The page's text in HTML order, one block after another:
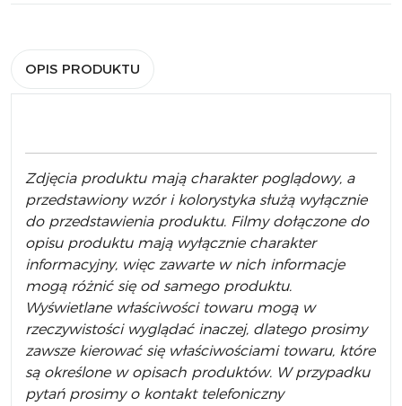
OPIS PRODUKTU
Zdjęcia produktu mają charakter poglądowy, a
przedstawiony wzór i kolorystyka służą wyłącznie
do przedstawienia produktu. Filmy dołączone do
opisu produktu mają wyłącznie charakter
informacyjny, więc zawarte w nich informacje
mogą różnić się od samego produktu.
Wyświetlane właściwości towaru mogą w
rzeczywistości wyglądać inaczej, dlatego prosimy
zawsze kierować się właściwościami towaru, które
są określone w opisach produktów. W przypadku
pytań prosimy o kontakt telefoniczny